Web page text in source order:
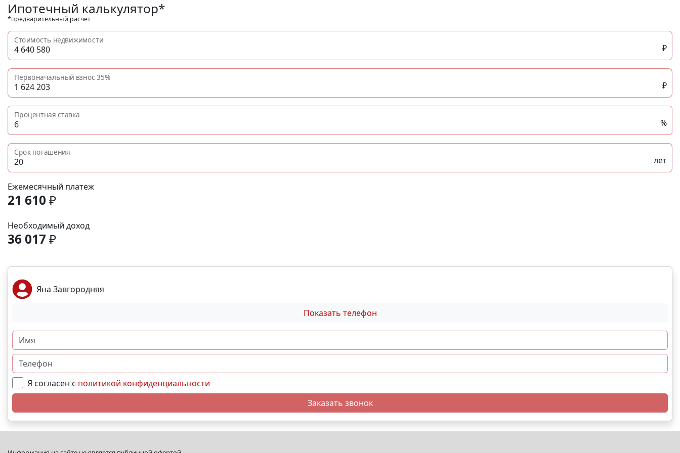
Ипотечный калькулятор*
*предварительный расчет
Стоимость недвижимости
₽
Первоначальный взнос35%
₽
Процентная ставка
%
Срок погашения
лет
Ежемесячный платеж
21 610 ₽
Необходимый доход
36 017₽
Яна Завгородняя
Показать телефон
Я согласен с политикой конфиденциальности
Заказать звонок